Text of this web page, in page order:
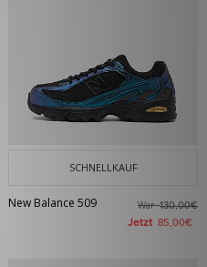
SCHNELLKAUF
New Balance 509 War130,00€
Jetzt 85,00€